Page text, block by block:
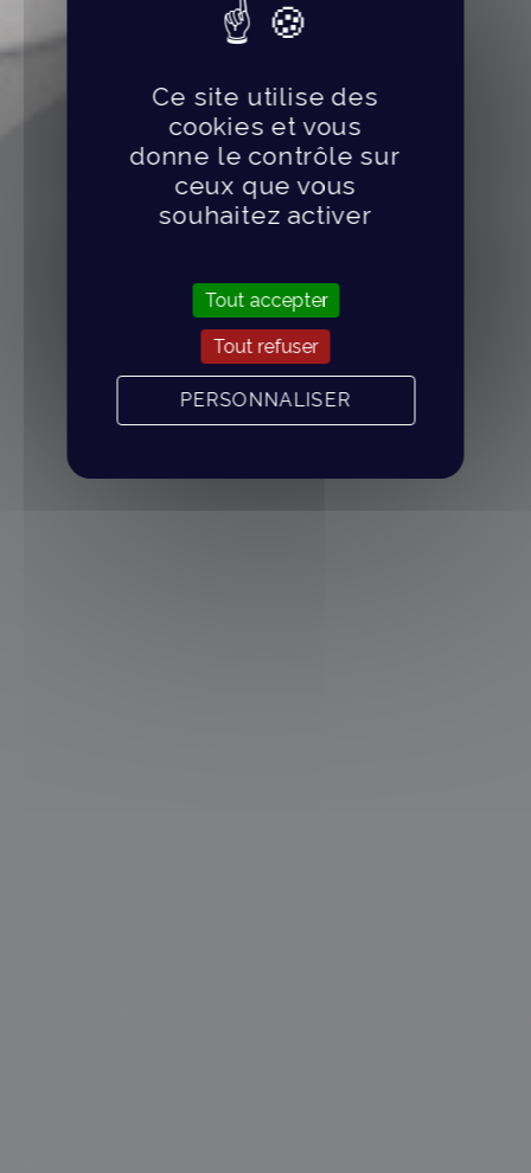
Ce site utilise des
cookies et vous
donne le contrôle sur
ceux que vous
souhaitez activer
Tout accepter
Tout refuser
PERSONNALISER